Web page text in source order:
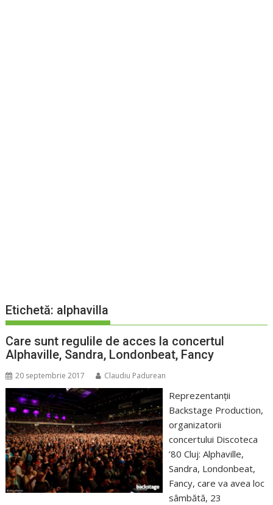
Etichetă: alphavilla
Care sunt regulile de acces la concertul
Alphaville, Sandra, Londonbeat, Fancy
20 septembrie 2017 Claudiu Padurean
Reprezentanţii
Backstage Production,
organizatorii
concertului Discoteca
’80 Cluj: Alphaville,
Sandra, Londonbeat,
Fancy, care va avea loc
sâmbătă, 23